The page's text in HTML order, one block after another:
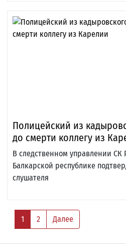
Полицейский из
до смерти коллегу из
В следственном управлении СК
Балкарской республике
слушателя
1 2 Далее